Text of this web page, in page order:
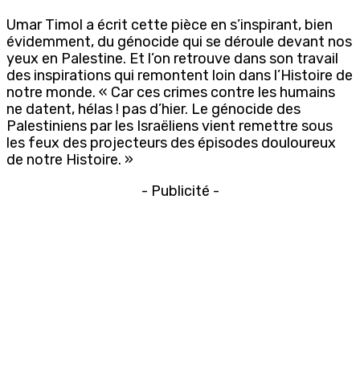
Umar Timol a écrit cette pièce en s’inspirant, bien
évidemment, du génocide qui se déroule devant nos
yeux en Palestine. Et l’on retrouve dans son travail
des inspirations qui remontent loin dans l’Histoire de
notre monde. « Car ces crimes contre les humains
ne datent, hélas ! pas d’hier. Le génocide des
Palestiniens par les Israëliens vient remettre sous
les feux des projecteurs des épisodes douloureux
de notre Histoire. »
- Publicité -